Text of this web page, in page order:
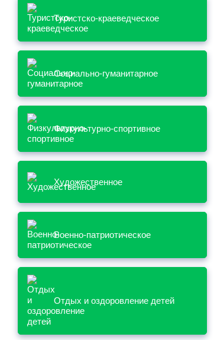
Туристско-краеведческое
Социально-гуманитарное
Физкультурно-спортивное
Художественное
Военно-патриотическое
Отдых и оздоровление детей